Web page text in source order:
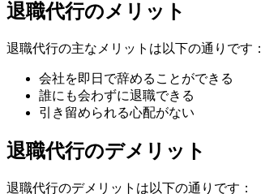
退職代行のメリット
退職代行の主なメリットは以下の通りです：
会社を即日で辞めることができる
誰にも会わずに退職できる
引き留められる心配がない
退職代行のデメリット
退職代行のデメリットは以下の通りです：